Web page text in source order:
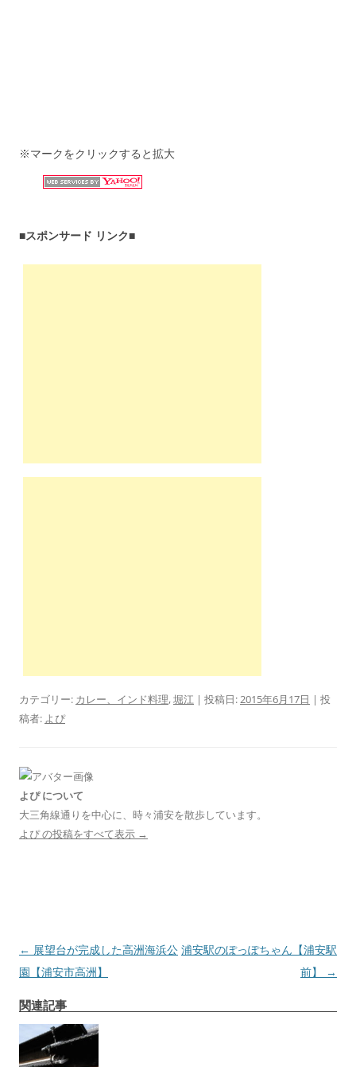
※マークをクリックすると拡大
■スポンサード リンク■
カテゴリー: カレー、インド料理,堀江 | 投稿日:2015年6月17日 | 投
稿者: よぴ
よぴ について
大三角線通りを中心に、時々浦安を散歩しています。
よぴ の投稿をすべて表示 →
投
稿
ビ
ゲ
ー
← 展望台が完成した高洲海浜公
園【浦安市高洲】
浦安駅のぽっぽちゃん【浦安駅
前】
→
関連記事